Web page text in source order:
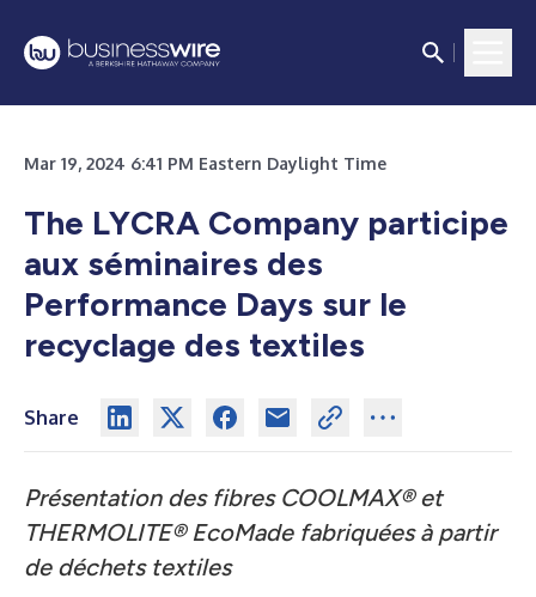
Mar 19, 2024 6:41 PM Eastern Daylight Time
The LYCRA Company participe
aux séminaires des
Performance Days sur le
recyclage des textiles
Share
Présentation des fibres COOLMAX® et
THERMOLITE® EcoMade fabriquées à partir
de déchets textiles